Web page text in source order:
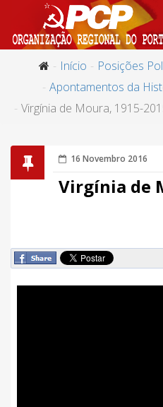
Início
Posições
Apontamentos da
Virgínia de Moura, 1915-
16 Novembro 2016
Virgínia de